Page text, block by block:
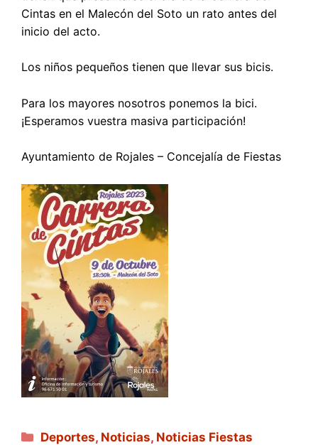
Cintas en el Malecón del Soto un rato antes del
inicio del acto.
Los niños pequeños tienen que llevar sus bicis.
Para los mayores nosotros ponemos la bici.
¡Esperamos vuestra masiva participación!
Ayuntamiento de Rojales – Concejalía de Fiestas
Categorías
Deportes, Noticias, Noticias Fiestas